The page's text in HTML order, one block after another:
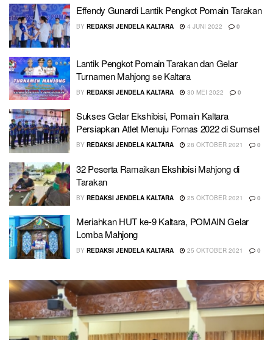
Effendy Gunardi Lantik Pengkot Pomain Tarakan
BY REDAKSI JENDELA KALTARA 4 JUNI 2022 0
Lantik Pengkot Pomain Tarakan dan Gelar
Turnamen Mahjong se Kaltara
BY REDAKSI JENDELA KALTARA 30 MEI 2022 0
Sukses Gelar Ekshibisi, Pomain Kaltara
Persiapkan Atlet Menuju Fornas 2022 di Sumsel
BY REDAKSI JENDELA KALTARA 28 OKTOBER 2021 0
32 Peserta Ramaikan Ekshibisi Mahjong di
Tarakan
BY REDAKSI JENDELA KALTARA 25 OKTOBER 2021 0
Meriahkan HUT ke-9 Kaltara, POMAIN Gelar
Lomba Mahjong
BY REDAKSI JENDELA KALTARA 25 OKTOBER 2021 0